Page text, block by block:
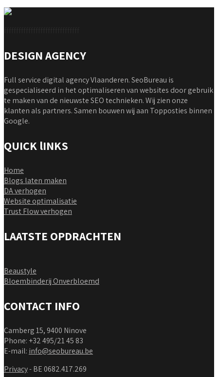
DESIGN AGENCY
Full service digital agency Vlaanderen. SeoBureau is
gespecialiseerd in het optimaliseren van websites door gebruik
te maken van de nieuwste SEO technieken. Wij zien onze
klanten als partners. Samen bouwen wij aan Topposties binnen
Google.
QUICK lINKS
Home
Blogs laten maken
DA verhogen
Website optimalisatie
Trust Flow verhogen
LAATSTE OPDRACHTEN
Beaustyle
Bloembinderij Onverbloemd
CONTACT INFO
Camberg 15, 9400 Ninove
Phone: +32 495/21 45 83
E-mail: info@seobureau.be
Privacy- BE 0682.417.269